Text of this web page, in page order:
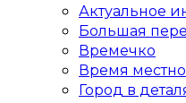
Актуальное
Большая
Времечко
Время
Город в